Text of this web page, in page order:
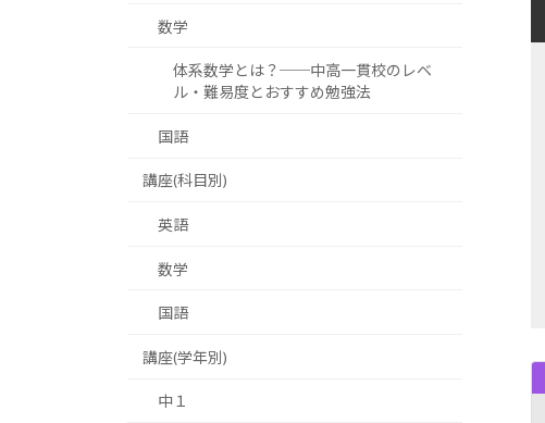
数学
体系数学とは？──中高一貫校のレベ
ル・難易度とおすすめ勉強法
国語
講座(科目別)
英語
数学
国語
講座(学年別)
中１